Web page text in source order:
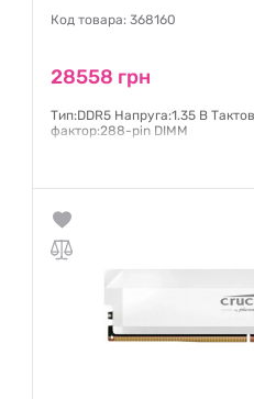
Код товара: 368160
28558 грн
Тип:DDR5 Напруга:1.35 В
фактор:288-pin DIMM